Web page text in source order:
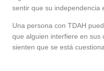
sentir que su independencia
Una persona con TDAH
que alguien interfiere en sus
sienten que se está